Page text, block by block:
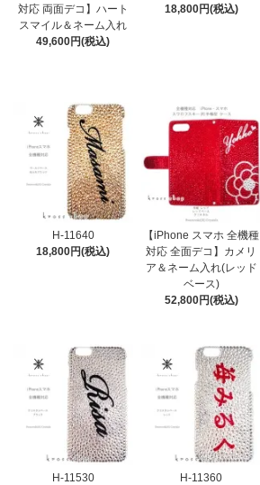
対応 両面デコ】ハート
スマイル＆ネーム入れ
49,600円(税込)
18,800円(税込)
H-11640
18,800円(税込)
【iPhone スマホ 全機種
対応 全面デコ】カメリ
ア＆ネーム入れ(レッド
ベース)
52,800円(税込)
H-11530
H-11360